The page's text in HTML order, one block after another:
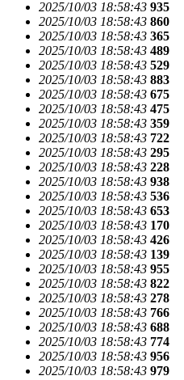
2025/10/03 18:58:43 935
2025/10/03 18:58:43 860
2025/10/03 18:58:43 365
2025/10/03 18:58:43 489
2025/10/03 18:58:43 529
2025/10/03 18:58:43 883
2025/10/03 18:58:43 675
2025/10/03 18:58:43 475
2025/10/03 18:58:43 359
2025/10/03 18:58:43 722
2025/10/03 18:58:43 295
2025/10/03 18:58:43 228
2025/10/03 18:58:43 938
2025/10/03 18:58:43 536
2025/10/03 18:58:43 653
2025/10/03 18:58:43 170
2025/10/03 18:58:43 426
2025/10/03 18:58:43 139
2025/10/03 18:58:43 955
2025/10/03 18:58:43 822
2025/10/03 18:58:43 278
2025/10/03 18:58:43 766
2025/10/03 18:58:43 688
2025/10/03 18:58:43 774
2025/10/03 18:58:43 956
2025/10/03 18:58:43 979